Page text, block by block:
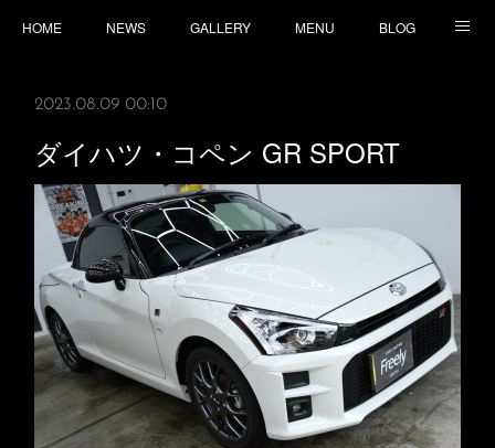
HOME NEWS GALLERY MENU BLOG
2023.08.09 00:10
ダイハツ・コペン GR SPORT